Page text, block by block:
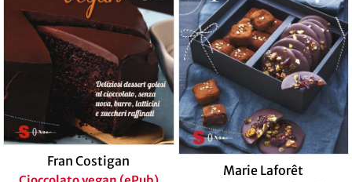
Fran Costigan
Marie Laforêt